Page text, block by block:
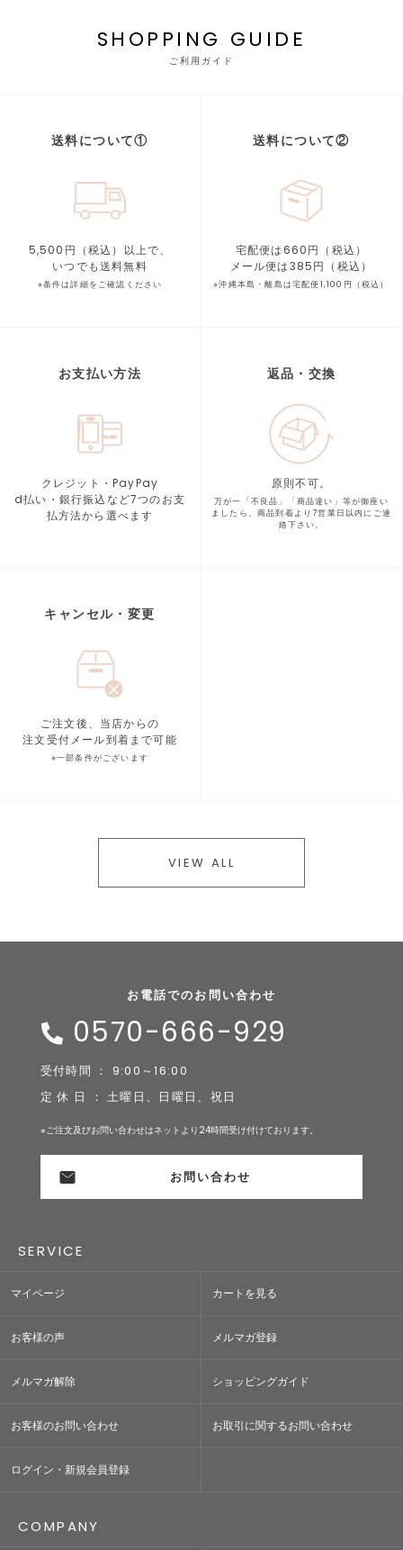
SHOPPING GUIDE
ご利用ガイド
送料について①
5,500円（税込）以上で、
いつでも送料無料
※条件は詳細をご確認ください
送料について②
宅配便は660円（税込）
メール便は385円（税込）
※沖縄本島・離島は宅配便1,100円（税込）
お支払い方法
クレジット・PayPay
d払い・銀行振込など7つのお支
払方法から選べます
返品・交換
原則不可。
万が一「不良品」「商品違い」等が御座い
ましたら、商品到着より7営業日以内にご連
絡下さい。
キャンセル・変更
ご注文後、当店からの
注文受付メール到着まで可能
※一部条件がございます
VIEW ALL
お電話でのお問い合わせ
0570-666-929
受付時間 ： 9:00～16:00
定 休 日 ： 土曜日、日曜日、祝日
※ご注文及びお問い合わせはネットより24時間受け付けております。
お問い合わせ
SERVICE
マイページ カートを見る
お客様の声 メルマガ登録
メルマガ解除 ショッピングガイド
お客様のお問い合わせ お取引に関するお問い合わせ
ログイン・新規会員登録
COMPANY